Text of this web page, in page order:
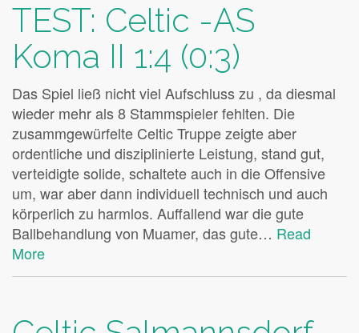
TEST: Celtic -AS
Koma II 1:4 (0:3)
Das Spiel ließ nicht viel Aufschluss zu , da diesmal
wieder mehr als 8 Stammspieler fehlten. Die
zusammgewürfelte Celtic Truppe zeigte aber
ordentliche und disziplinierte Leistung, stand gut,
verteidigte solide, schaltete auch in die Offensive
um, war aber dann individuell technisch und auch
körperlich zu harmlos. Auffallend war die gute
Ballbehandlung von Muamer, das gute… Read
More